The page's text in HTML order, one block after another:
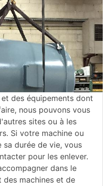
des équipements dont
nous pouvons vous
sites ou à les
Si votre machine ou
durée de vie, vous
pour les enlever.
dans le
des machines et de